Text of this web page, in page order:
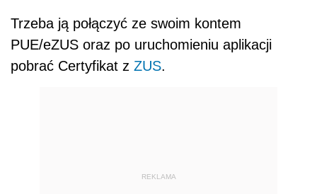
Trzeba ją połączyć ze swoim kontem
PUE/eZUS oraz po uruchomieniu aplikacji
pobrać Certyfikat z ZUS.
REKLAMA